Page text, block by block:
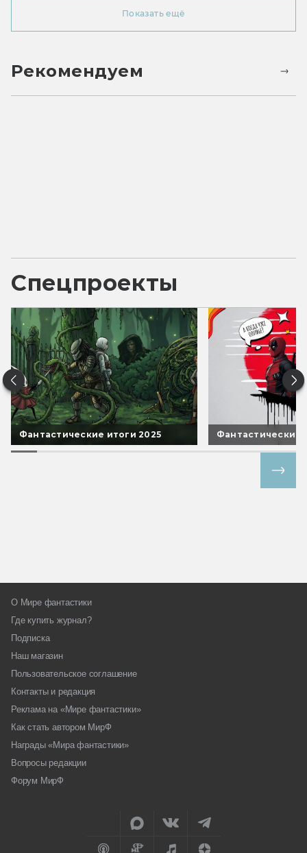
Показать ещё
Рекомендуем
Спецпроекты
Фантастические итоги 2025 Фантастические
О Мире фантастики
Где купить журнал?
Подписка
Наш магазин
Пользовательское соглашение
Контакты и редакция
Реклама на «Мире фантастики»
Как стать автором МирФ
Награды «Мира фантастики»
Вопросы редакции
Форум МирФ